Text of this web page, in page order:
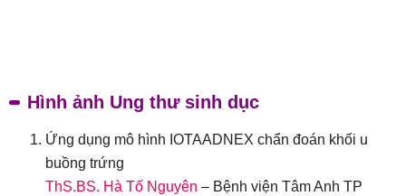
Hình ảnh Ung thư sinh dục
Ứng dụng mô hình IOTAADNEX chẩn đoán khối u
buồng trứng
ThS.BS. Hà Tố Nguyên – Bệnh viện Tâm Anh TP